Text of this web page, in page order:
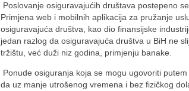
Poslovanje osiguravajućih društava postepeno
Primjena web i mobilnih aplikacija za pružanje
osiguravajuća društva, kao dio finansijske
jedan razlog da osiguravajuća društva u BiH ne
tržištu, već duži niz godina, primjenju banake.
Ponude osiguranja koja se mogu ugovoriti
da uz manje utrošenog vremena i bez fizičkog